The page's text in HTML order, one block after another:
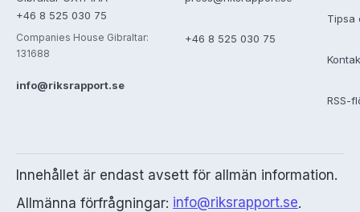
+46 8 525 030 75
Companies House Gibraltar:
131688
info@riksrapport.se
+46 8 525 030 75
Tipsa
RSS-
Innehållet är endast avsett för allmän information.
Allmänna förfrågningar: info@riksrapport.se.